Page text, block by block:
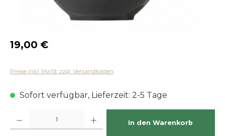
Regulärer Preis:
19,00 €
Preise inkl. MwSt. zzgl. Versandkosten
Sofort verfügbar, Lieferzeit: 2-5 Tage
In den Warenkorb